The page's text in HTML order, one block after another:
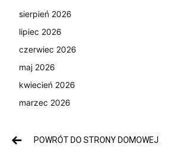
sierpień 2026
lipiec 2026
czerwiec 2026
maj 2026
kwiecień 2026
marzec 2026
POWRÓT DO STRONY DOMOWEJ